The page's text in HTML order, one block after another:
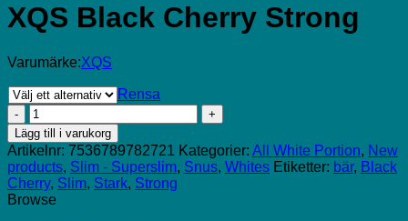
XQS Black Cherry Strong
Varumärke:XQS
Rensa
XQS
Black
Cherry
Strong
mängd
Lägg till i varukorg
Artikelnr: 7536789782721 Kategorier: All White Portion, New
products, Slim - Superslim, Snus, Whites Etiketter: bär, Black
Cherry, Slim, Stark, Strong
Browse